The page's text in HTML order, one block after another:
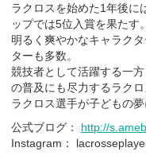
ラクロスを始めた1年後に
ップでは5位入賞を果たす。
明るく爽やかなキャラク
ターも多数。
競技者として活躍する一
の普及にも尽力するラクロ
ラクロス選手が子どもの
公式ブログ： http://
Instagram：